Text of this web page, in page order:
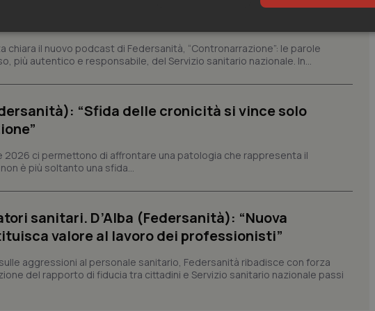
il podcast di Federsanità per raccontare un
chiara il nuovo podcast di Federsanità, “Contronarrazione”: le parole
autentico e responsabile, del Servizio sanitario nazionale. In...
“Sfida delle cronicità si vince solo
2026 ci permettono di affrontare una patologia che rappresenta il
è più soltanto una sfida...
sanitari. D’Alba (Federsanità): “Nuova
valore al lavoro dei professionisti”
aggressioni al personale sanitario, Federsanità ribadisce con forza
del rapporto di fiducia tra cittadini e Servizio sanitario nazionale passi
Statistici Marketing
a rendere fruibile il sito web abilitandone funzionalità di base quali la navigazione sulle pagine
del sito. Il sito web non è in grado di funzionare correttamente senza questi cookie.
Fornitore/Dominio Scadenza
Descrizione
.youtube.com
settimane
Questo cookie viene utilizzato per memorizzare le
scelte di consenso e privacy dell'utente per la loro
interazione con il sito. Registra i dati sul consenso
del visitatore riguardo a varie politiche e
preferenze siano onorate nelle sessioni future.
CookieScript
5 mesi 3
Questo cookie viene utilizzato dal servizio Cookie-